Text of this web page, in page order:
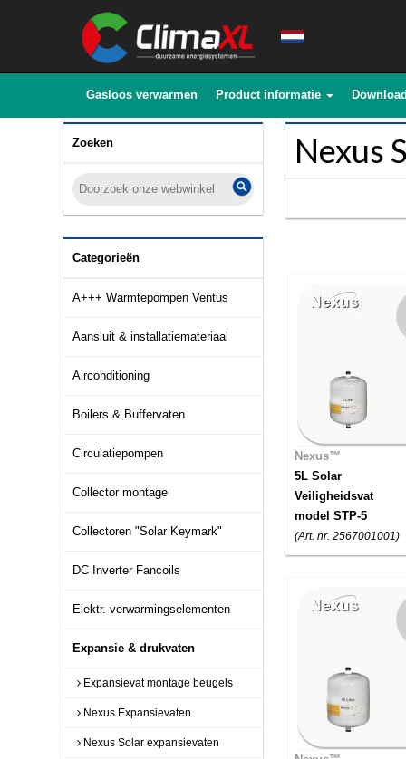
Gasloos verwarmen Product informatie
Zoeken
Categorieën
A+++ Warmtepompen Ventus
Aansluit & installatiemateriaal
Airconditioning
Boilers & Buffervaten
Circulatiepompen
Collector montage
Collectoren "Solar Keymark"
DC Inverter Fancoils
Elektr. verwarmingselementen
Expansie & drukvaten
Expansievat montage beugels
Nexus Expansievaten
Nexus Solar expansievaten
Nexus
Nexus™
5L Solar
Veiligheidsvat
model STP-5
(Art. nr. 2567001001)